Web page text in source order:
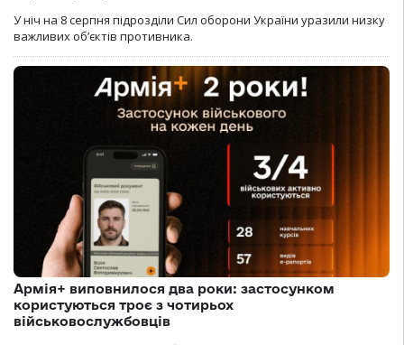
У ніч на 8 серпня підрозділи Сил оборони України уразили низку
важливих об’єктів противника.
Армія+ виповнилося два роки: застосунком
користуються троє з чотирьох
військовослужбовців